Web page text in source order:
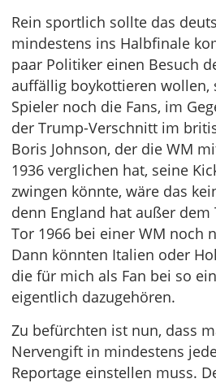
Rein sportlich sollte das
mindestens ins Halbfinale
paar Politiker einen Besuch
auffällig boykottieren wollen,
Spieler noch die Fans, im
der Trump-Verschnitt im
Boris Johnson, der die WM
1936 verglichen hat, seine
zwingen könnte, wäre das
denn England hat außer dem
Tor 1966 bei einer WM noch
Dann könnten Italien oder
die für mich als Fan bei so
eigentlich dazugehören.
Zu befürchten ist nun, dass
Nervengift in mindestens
Reportage einstellen muss.